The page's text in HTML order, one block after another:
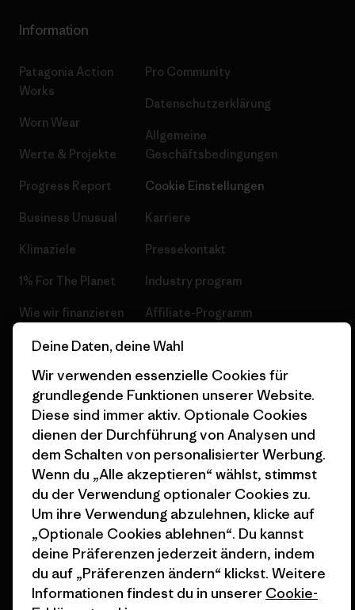
Information
Patagonia Action
Works
Worn Wear
Werte & Projekte
Progress Report
Business Unusual
Klimaziele
1% For The Planet
Wie wir finanzieren
Geschenkgutscheine
Stores in deiner
Nähe
Pro Community
Datenschutzerklärung
Allgemeine
Geschäftsbedingungen
Cookie Einstellungen
Karriere
Pressekontakt
Industry program
Affiliate-Programm
Patagonia Österreich
© 2026 Patagonia, Inc. All Rights Reserved.
Deutsch
Deine Daten, deine Wahl
Wir verwenden essenzielle Cookies für
grundlegende Funktionen unserer Website.
Diese sind immer aktiv. Optionale Cookies
dienen der Durchführung von Analysen und
dem Schalten von personalisierter Werbung.
Wenn du „Alle akzeptieren“ wählst, stimmst
du der Verwendung optionaler Cookies zu.
Um ihre Verwendung abzulehnen, klicke auf
„Optionale Cookies ablehnen“. Du kannst
deine Präferenzen jederzeit ändern, indem
du auf „Präferenzen ändern“ klickst. Weitere
Informationen findest du in unserer Cookie-